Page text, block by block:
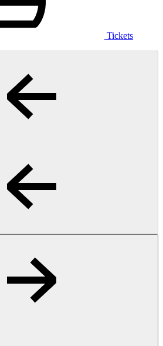
Tickets